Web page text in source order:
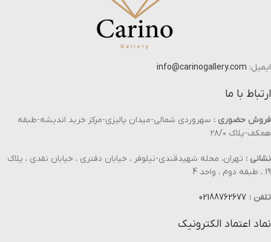
ایمیل: info@carinogallery.com
ارتباط با ما
فروش حضوری : سهروردی شمالی-میدان پالیزی-مرکز خرید اندیشه-طبقه
همکف-پلاک ۲۸/۰
نشانی : تهران، محله شهیدقندی-نیلوفر ، خیابان دفتری ، خیابان نقدی ، پلاک
19 ، طبقه دوم ، واحد 4
تلفن : 02188762677
نماد اعتماد الکترونیک